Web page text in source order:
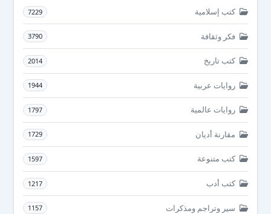
كتب إسلامية 7229
فكر وثقافة 3790
كتب تاريخ 2014
روايات عربية 1944
روايات عالمية 1797
مقارنة أديان 1729
كتب متنوعة 1597
كتب أدب 1217
سير وتراجم ومذكرات 1157